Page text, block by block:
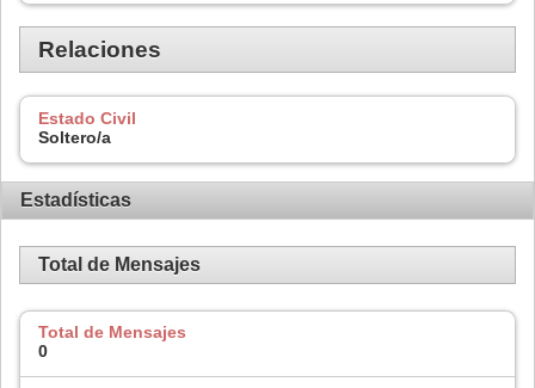
Relaciones
Estado Civil
Soltero/a
Estadísticas
Total de Mensajes
Total de Mensajes
0